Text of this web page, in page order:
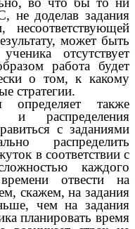
не доделав задания
может быть
отсутствует
работа будет
о том, к какому
стратегии.
определяет также
и распределения
с заданиями
распределить
в соответствии с
каждого
отвести на
скажем, на задания
чем на задания
планировать время